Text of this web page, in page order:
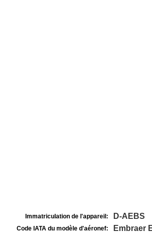
Immatriculation de l'appareil: D-AEBS
Code IATA du modèle d'aéronef: Embraer